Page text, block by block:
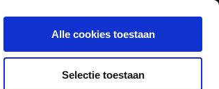
Alle cookies toestaan
Selectie toestaan
Inloggen
Contact